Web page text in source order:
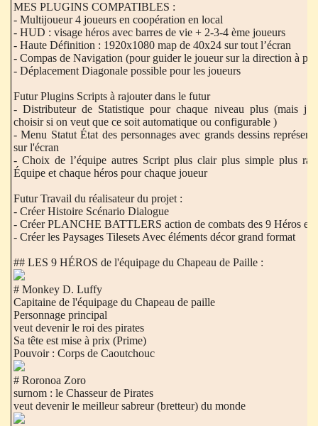
MES PLUGINS COMPATIBLES :
- Multijoueur 4 joueurs en coopération en local
- HUD : visage héros avec barres de vie + 2-3-4 ème joueurs
- Haute Définition : 1920x1080 map de 40x24 sur tout l’écran
- Compas de Navigation (pour guider le joueur sur la direction à
- Déplacement Diagonale possible pour les joueurs
Futur Plugins Scripts à rajouter dans le futur
- Distributeur de Statistique pour chaque niveau plus (mais
choisir si on veut que ce soit automatique ou configurable )
- Menu Statut État des personnages avec grands dessins
sur l'écran
- Choix de l’équipe autres Script plus clair plus simple plus
Équipe et chaque héros pour chaque joueur
Futur Travail du réalisateur du projet :
- Créer Histoire Scénario Dialogue
- Créer PLANCHE BATTLERS action de combats des 9 Héros et
- Créer les Paysages Tilesets Avec éléments décor grand format
## LES 9 HÉROS de l'équipage du Chapeau de Paille :
# Monkey D. Luffy
Capitaine de l'équipage du Chapeau de paille
Personnage principal
veut devenir le roi des pirates
Sa tête est mise à prix (Prime)
Pouvoir : Corps de Caoutchouc
# Roronoa Zoro
surnom : le Chasseur de Pirates
veut devenir le meilleur sabreur (bretteur) du monde